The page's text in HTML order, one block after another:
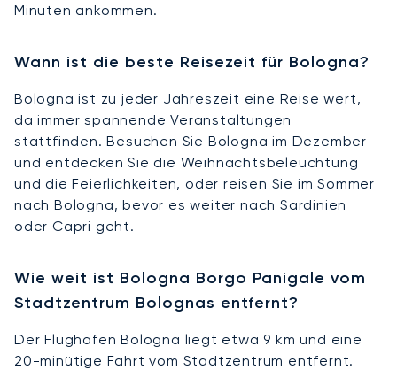
Minuten ankommen.
Wann ist die beste Reisezeit für Bologna?
Bologna ist zu jeder Jahreszeit eine Reise wert,
da immer spannende Veranstaltungen
stattfinden. Besuchen Sie Bologna im Dezember
und entdecken Sie die Weihnachtsbeleuchtung
und die Feierlichkeiten, oder reisen Sie im Sommer
nach Bologna, bevor es weiter nach Sardinien
oder Capri geht.
Wie weit ist Bologna Borgo Panigale vom
Stadtzentrum Bolognas entfernt?
Der Flughafen Bologna liegt etwa 9 km und eine
20-minütige Fahrt vom Stadtzentrum entfernt.